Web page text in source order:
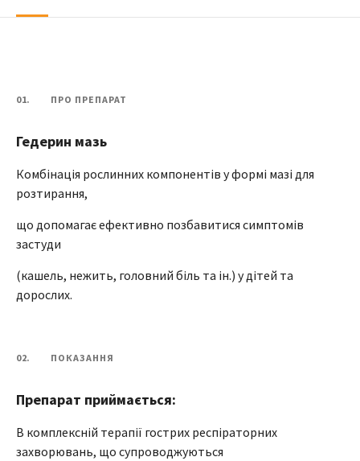
01. ПРО ПРЕПАРАТ
Гедерин мазь
Комбінація рослинних компонентів у формі мазі для
розтирання,
що допомагає ефективно позбавитися симптомів
застуди
(кашель, нежить, головний біль та ін.) у дітей та
дорослих.
02. ПОКАЗАННЯ
Препарат приймається:
В комплексній терапії гострих респіраторних
захворювань, що супроводжуються